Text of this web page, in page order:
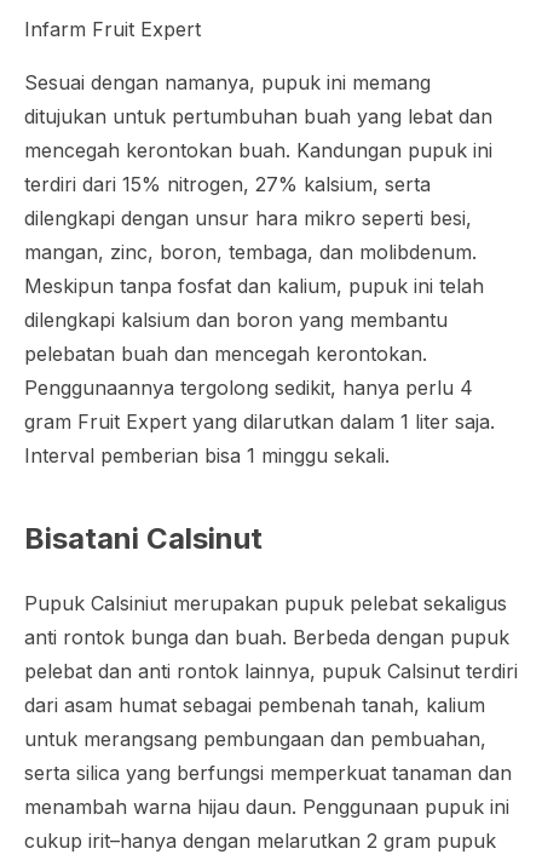
Infarm Fruit Expert
Sesuai dengan namanya, pupuk ini memang
ditujukan untuk pertumbuhan buah yang lebat dan
mencegah kerontokan buah. Kandungan pupuk ini
terdiri dari 15% nitrogen, 27% kalsium, serta
dilengkapi dengan unsur hara mikro seperti besi,
mangan, zinc, boron, tembaga, dan molibdenum.
Meskipun tanpa fosfat dan kalium, pupuk ini telah
dilengkapi kalsium dan boron yang membantu
pelebatan buah dan mencegah kerontokan.
Penggunaannya tergolong sedikit, hanya perlu 4
gram Fruit Expert yang dilarutkan dalam 1 liter saja.
Interval pemberian bisa 1 minggu sekali.
Bisatani Calsinut
Pupuk Calsiniut merupakan pupuk pelebat sekaligus
anti rontok bunga dan buah. Berbeda dengan pupuk
pelebat dan anti rontok lainnya, pupuk Calsinut terdiri
dari asam humat sebagai pembenah tanah, kalium
untuk merangsang pembungaan dan pembuahan,
serta silica yang berfungsi memperkuat tanaman dan
menambah warna hijau daun. Penggunaan pupuk ini
cukup irit–hanya dengan melarutkan 2 gram pupuk